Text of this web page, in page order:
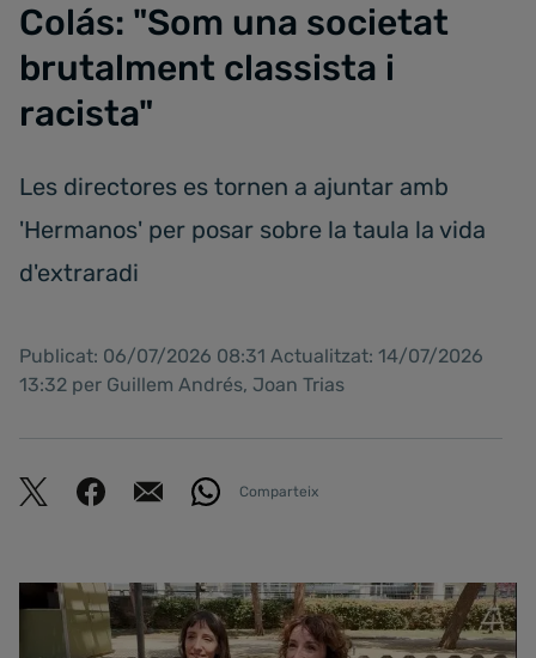
Colás: "Som una societat
brutalment classista i
racista"
Les directores es tornen a ajuntar amb
'Hermanos' per posar sobre la taula la vida
d'extraradi
Publicat: 06/07/2026 08:31 Actualitzat: 14/07/2026
13:32 per Guillem Andrés, Joan Trias
Comparteix